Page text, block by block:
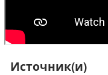
Источник(и)